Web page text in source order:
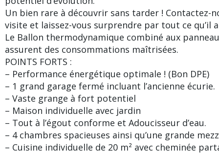
Un bien rare à découvrir sans tarder ! Contactez-
visite et laissez-vous surprendre par tout ce qu’il
Le Ballon thermodynamique combiné aux
assurent des consommations maîtrisées.
POINTS FORTS :
– Performance énergétique optimale ! (Bon DPE)
– 1 grand garage fermé incluant l’ancienne écurie.
– Vaste grange à fort potentiel
– Maison individuelle avec jardin
– Tout à l’égout conforme et Adoucisseur d’eau.
– 4 chambres spacieuses ainsi qu’une grande
– Cuisine individuelle de 20 m² avec cheminée